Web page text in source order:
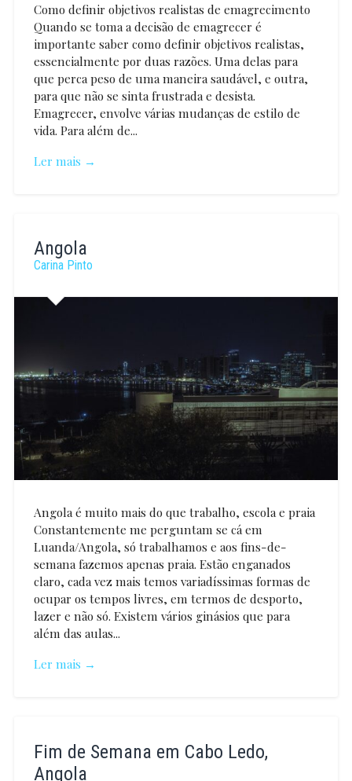
Como definir objetivos realistas de emagrecimento
Quando se toma a decisão de emagrecer é
importante saber como definir objetivos realistas,
essencialmente por duas razões. Uma delas para
que perca peso de uma maneira saudável, e outra,
para que não se sinta frustrada e desista.
Emagrecer, envolve várias mudanças de estilo de
vida. Para além de...
Ler mais →
Jardim
Angola
Carina Pinto
Angola é muito mais do que trabalho, escola e praia
Constantemente me perguntam se cá em
Luanda/Angola, só trabalhamos e aos fins-de-
semana fazemos apenas praia. Estão enganados
claro, cada vez mais temos variadíssimas formas de
ocupar os tempos livres, em termos de desporto,
lazer e não só. Existem vários ginásios que para
além das aulas...
Ler mais →
Pinto
Fim de Semana em Cabo Ledo,
Angola